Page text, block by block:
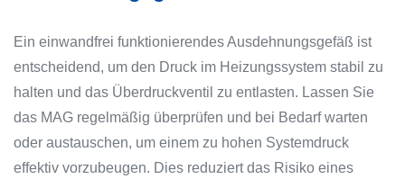
Ein einwandfrei funktionierendes Ausdehnungsgefäß ist
entscheidend, um den Druck im Heizungssystem stabil zu
halten und das Überdruckventil zu entlasten. Lassen Sie
das MAG regelmäßig überprüfen und bei Bedarf warten
oder austauschen, um einem zu hohen Systemdruck
effektiv vorzubeugen. Dies reduziert das Risiko eines